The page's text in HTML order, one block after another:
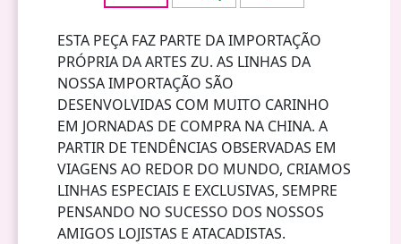
ESTA PEÇA FAZ PARTE DA IMPORTAÇÃO
PRÓPRIA DA ARTES ZU. AS LINHAS DA
NOSSA IMPORTAÇÃO SÃO
DESENVOLVIDAS COM MUITO CARINHO
EM JORNADAS DE COMPRA NA CHINA. A
PARTIR DE TENDÊNCIAS OBSERVADAS EM
VIAGENS AO REDOR DO MUNDO, CRIAMOS
LINHAS ESPECIAIS E EXCLUSIVAS, SEMPRE
PENSANDO NO SUCESSO DOS NOSSOS
AMIGOS LOJISTAS E ATACADISTAS.